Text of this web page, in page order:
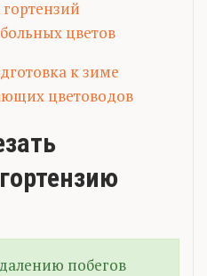
цветов
к зиме
цветоводов
побегов